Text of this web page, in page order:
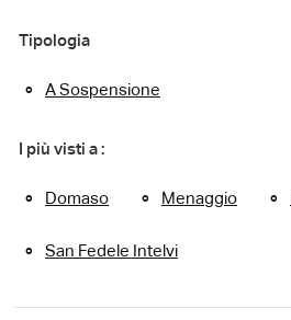
Tipologia
A Sospensione
I più visti a :
Domaso Menaggio
San Fedele Intelvi